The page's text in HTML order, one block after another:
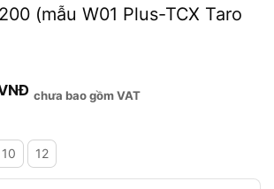
(mẫu W01 Plus-TCX Taro
chưa bao gồm VAT
10 12